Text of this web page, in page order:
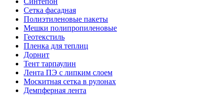
Сетка фасадная
Полиэтиленовые пакеты
Мешки полипропиленовые
Геотекстиль
Пленка для теплиц
Дорнит
Тент тарпаулин
Лента ПЭ с липким слоем
Москитная сетка в рулонах
Демпферная лента